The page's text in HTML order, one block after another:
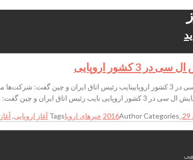
3 کشور اروپایی
آغاز گشایش ال‌ سی در 3 کشور اروپایینایب رئیس اتاق ایران و چین
اتاق ایران و چین گفت: شرکت‌ها می‌توانند در
AuthorCategories خبرهای اروپاTags آغاز اروپایی,